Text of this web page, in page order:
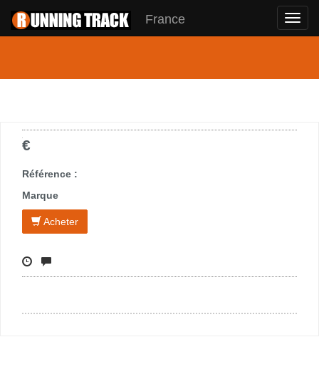
France
€
Référence :
Marque
Acheter